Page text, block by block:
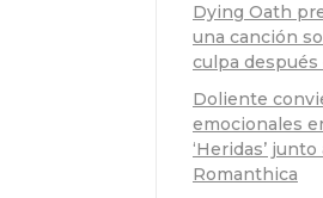
Dying Oath
una canción
culpa
Doliente
emocionales
‘Heridas’
Romanthica